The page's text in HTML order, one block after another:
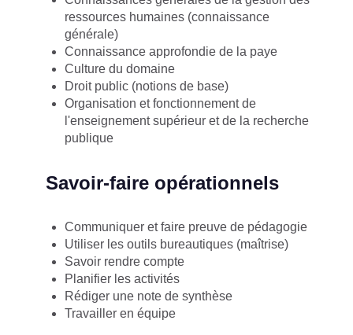
ressources humaines (connaissance
générale)
Connaissance approfondie de la paye
Culture du domaine
Droit public (notions de base)
Organisation et fonctionnement de
l'enseignement supérieur et de la recherche
publique
Savoir-faire opérationnels
Communiquer et faire preuve de pédagogie
Utiliser les outils bureautiques (maîtrise)
Savoir rendre compte
Planifier les activités
Rédiger une note de synthèse
Travailler en équipe